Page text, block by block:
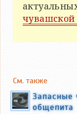
чувашской
См. также
Запасные
общепита